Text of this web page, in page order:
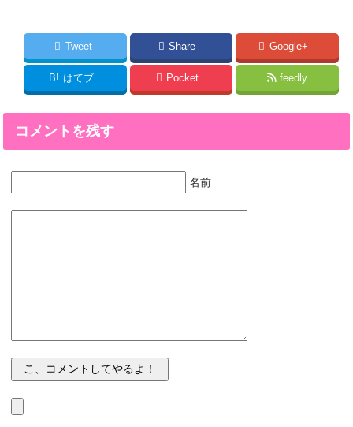
Tweet Share Google+
B! はてブ Pocket feedly
コメントを残す
名前